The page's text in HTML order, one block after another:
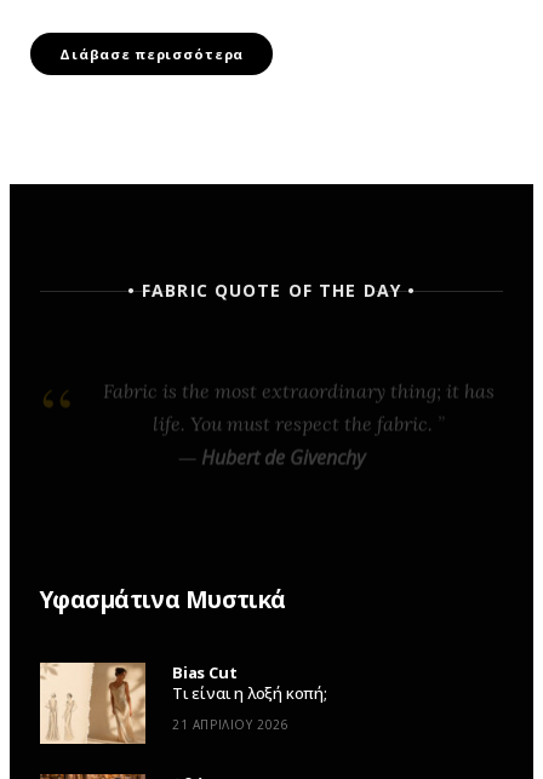
Διάβασε περισσότερα
• FABRIC QUOTE OF THE DAY •
Fabric is the most extraordinary thing; it has
life. You must respect the fabric.
— Hubert de Givenchy
Υφασμάτινα Μυστικά
Bias Cut
Τι είναι η λοξή κοπή;
21 ΑΠΡΙΛΊΟΥ 2026